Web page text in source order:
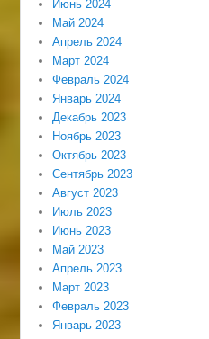
Июнь 2024
Май 2024
Апрель 2024
Март 2024
Февраль 2024
Январь 2024
Декабрь 2023
Ноябрь 2023
Октябрь 2023
Сентябрь 2023
Август 2023
Июль 2023
Июнь 2023
Май 2023
Апрель 2023
Март 2023
Февраль 2023
Январь 2023